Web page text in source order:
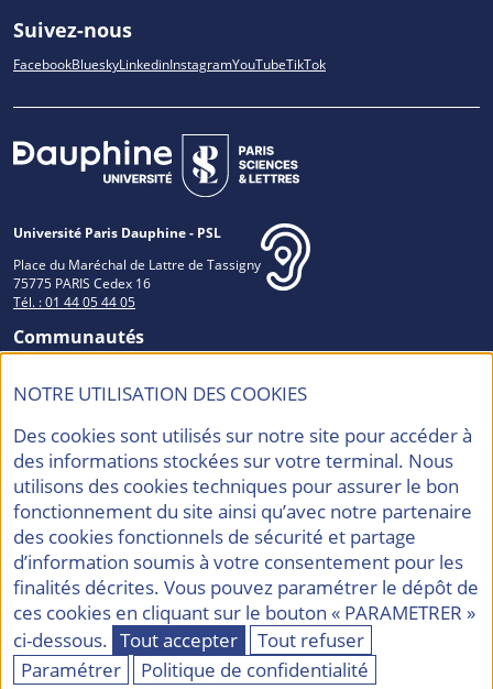
NOTRE UTILISATION DES COOKIES
Des cookies sont utilisés sur notre site pour accéder à
des informations stockées sur votre terminal. Nous
utilisons des cookies techniques pour assurer le bon
fonctionnement du site ainsi qu’avec notre partenaire
des cookies fonctionnels de sécurité et partage
d’information soumis à votre consentement pour les
finalités décrites. Vous pouvez paramétrer le dépôt de
ces cookies en cliquant sur le bouton « PARAMETRER »
ci-dessous. Tout accepter
Tout refuser
Paramétrer
Politique de confidentialité
Suivez-nous
FacebookBlueskyLinkedinInstagramYouTubeTikTok
Université Paris Dauphine - PSL
Place du Maréchal de Lattre de Tassigny
75775 PARIS Cedex 16
Tél. : 01 44 05 44 05
Communautés
Accréditations et Labels
Contacts
Mentions légales
Politique de confidentialité
Accessibilité
Plan du site
Eco-conception
Gestion des cookies